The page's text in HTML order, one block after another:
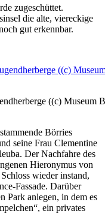
zugeschüttet.
die alte, viereckige
gut erkennbar.
((c) Museum
Börries
seine Frau Clementine
Der Nachfahre des
Hieronymus von
wieder instand,
Fassade. Darüber
Park anlegen, in dem es
ein privates